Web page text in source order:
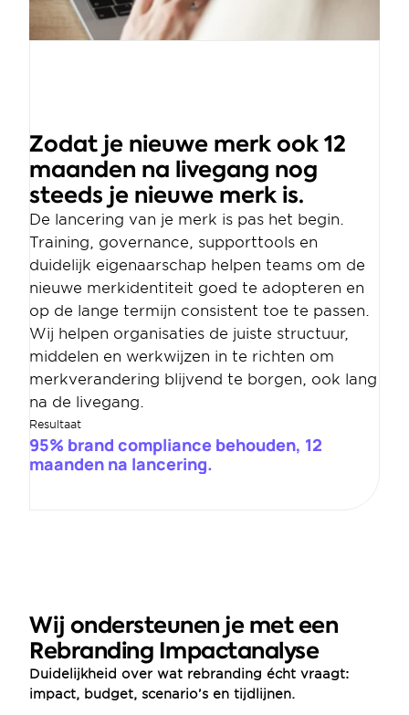
Zodat je nieuwe merk ook 12
maanden na livegang nog
steeds je nieuwe merk is.
De lancering van je merk is pas het begin.
Training, governance, supporttools en
duidelijk eigenaarschap helpen teams om de
nieuwe merkidentiteit goed te adopteren en
op de lange termijn consistent toe te passen.
Wij helpen organisaties de juiste structuur,
middelen en werkwijzen in te richten om
merkverandering blijvend te borgen, ook lang
na de livegang.
Resultaat
95% brand compliance behouden, 12
maanden na lancering.
Wij ondersteunen je met een
Rebranding Impactanalyse
Duidelijkheid over wat rebranding écht vraagt:
impact, budget, scenario’s en tijdlijnen.